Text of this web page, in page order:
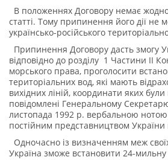
В положеннях Договору немає
статті. Тому припинення його дії не
українсько-російського
Припинення Договору дасть змогу
відповідно до розділу 1 Частини II
морського права, проголосити
територіальних вод, які мають
вихідних ліній, координати яких
повідомлені Генеральному
листопада 1992 р. вербальною
постійним представництвом
Одночасно із визначенням меж
Україна зможе встановити 24-мильну